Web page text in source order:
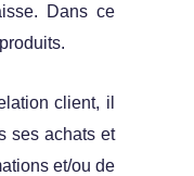
Dans ce
client, il
ses achats et
et/ou de